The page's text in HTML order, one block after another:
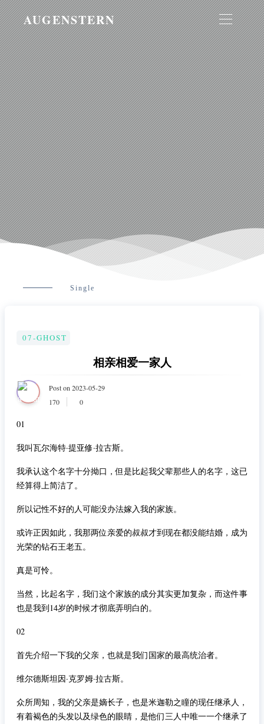
AUGENSTERN
Single
07-GHOST
相亲相爱一家人
Post on 2023-05-29
170
0
01
我叫瓦尔海特·提亚修·拉古斯。
我承认这个名字十分拗口，但是比起我父辈那些人的名字，这已
经算得上简洁了。
所以记性不好的人可能没办法嫁入我的家族。
或许正因如此，我那两位亲爱的叔叔才到现在都没能结婚，成为
光荣的钻石王老五。
真是可怜。
当然，比起名字，我们这个家族的成分其实更加复杂，而这件事
也是我到14岁的时候才彻底弄明白的。
02
首先介绍一下我的父亲，也就是我们国家的最高统治者。
维尔德斯坦因·克罗姆·拉古斯。
众所周知，我的父亲是嫡长子，也是米迦勒之瞳的现任继承人，
有着褐色的头发以及绿色的眼睛，是他们三人中唯一一个继承了